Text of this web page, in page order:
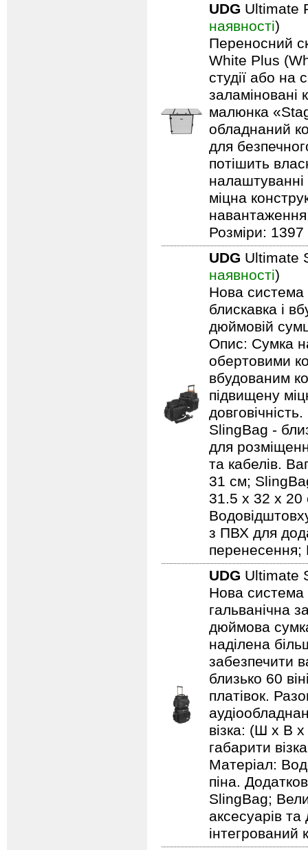
UDG Ultimate
наявності)
Переносний
White Plus
студії або на
заламіновані
малюнка
обладнаний
для
потішить
міцна
Розміри:
UDG Ultimate
наявності)
Нова система
блискавка і
дюймовій
Опис: Сумка
обертовими
вбудованим
підвищену
SlingBag -
для
та кабелів.
31 см;
31.5 x 32 x 20
з ПВХ для
перенесення;
UDG Ultimate
Нова система
гальванічна
дюймова
наділена
забезпечити
близько 60
платівок.
візка: (Ш х В
габарити
Матеріал:
піна.
SlingBag;
аксесуарів та
інтегрований